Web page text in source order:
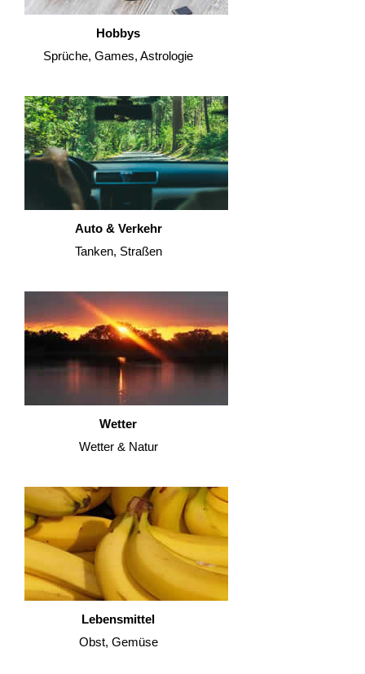
Hobbys
Sprüche, Games, Astrologie
Auto & Verkehr
Tanken, Straßen
Wetter
Wetter & Natur
Lebensmittel
Obst, Gemüse